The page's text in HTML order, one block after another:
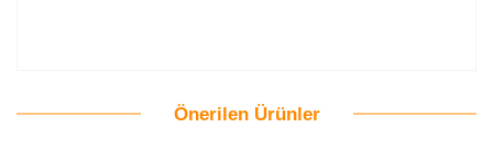
Önerilen Ürünler